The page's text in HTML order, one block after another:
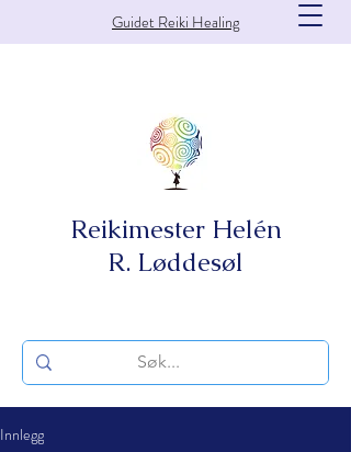
Guidet Reiki Healing
Reikimester Helén
R. Løddesøl
Innlegg